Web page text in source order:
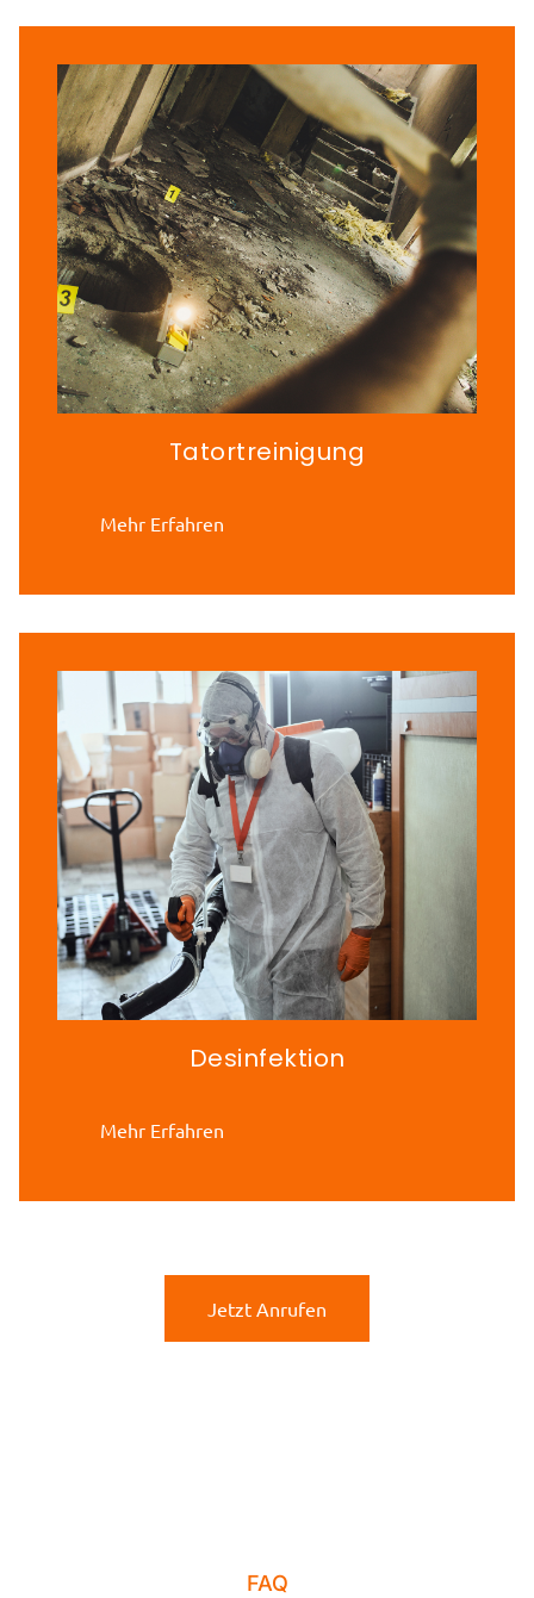
Tatortreinigung
Mehr Erfahren
Desinfektion
Mehr Erfahren
Jetzt Anrufen
FAQ